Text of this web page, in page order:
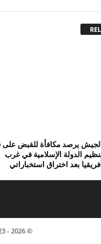
يرصد مكافأة للقبض على
الدولة الإسلامية في غرب
بعد اختراق استخباراتي
© https://www.kora7sry.com/ 2023 - 2026